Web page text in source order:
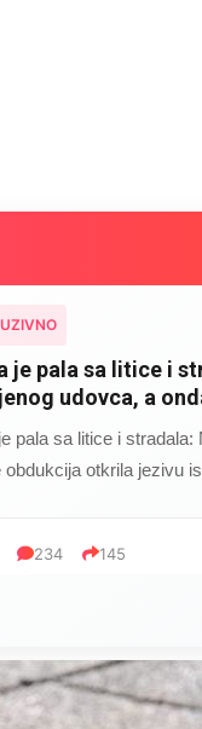
je pala sa litice i
udovca, a
pala sa litice i
obdukcija otkrila jezivu
234 145